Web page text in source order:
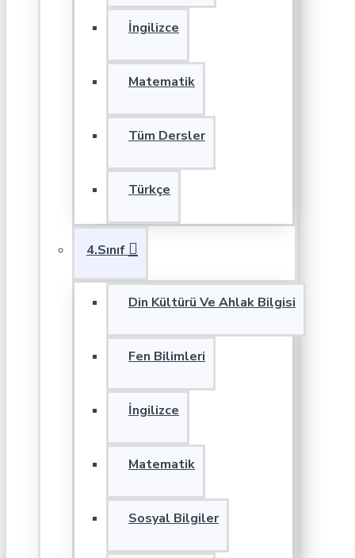
İngilizce
Matematik
Tüm Dersler
Türkçe
4.Sınıf
Din Kültürü Ve Ahlak Bilgisi
Fen Bilimleri
İngilizce
Matematik
Sosyal Bilgiler